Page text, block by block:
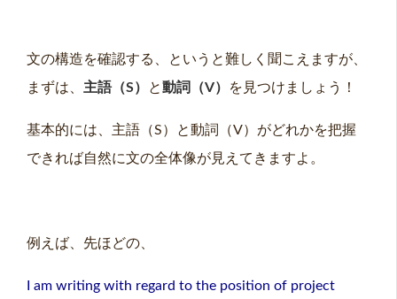
文の構造を確認する、というと難しく聞こえますが、
まずは、 主語（S） と動詞（V） を見つけましょう！
基本的には、主語（S）と動詞（V）がどれかを把握
できれば自然に文の全体像が見えてきますよ。
例えば、先ほどの、
I am writing with regard to the position of project